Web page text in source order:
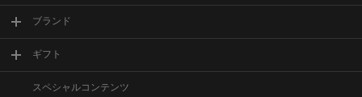
ブランド
ギフト
スペシャルコンテンツ